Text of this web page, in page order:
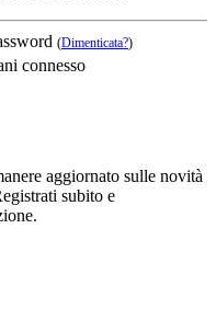
(Dimenticata?)
connesso
aggiornato sulle novità
subito e